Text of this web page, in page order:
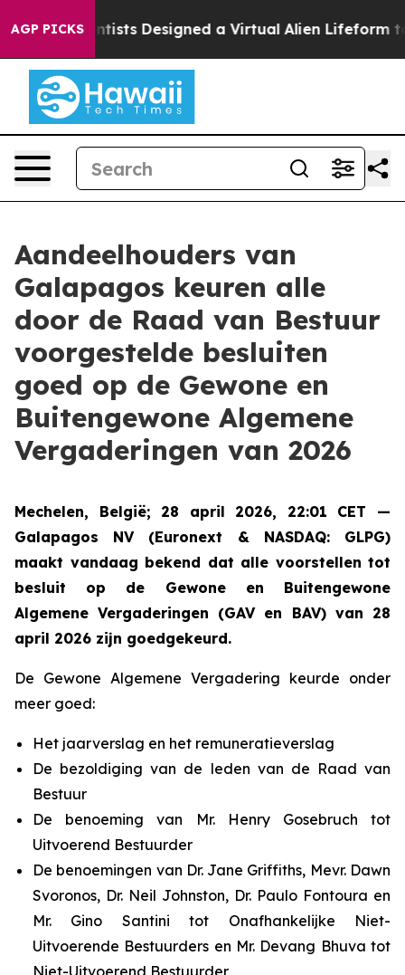
AGP PICKS
Scientists Designed a Virtual Alien Lifeform to
Aandeelhouders van
Galapagos keuren alle
door de Raad van Bestuur
voorgestelde besluiten
goed op de Gewone en
Buitengewone Algemene
Vergaderingen van 2026
Mechelen, België; 28 april 2026, 22:01 CET —
Galapagos NV (Euronext & NASDAQ: GLPG)
maakt vandaag bekend dat alle voorstellen tot
besluit op de Gewone en Buitengewone
Algemene Vergaderingen (GAV en BAV) van 28
april 2026 zijn goedgekeurd.
De Gewone Algemene Vergadering keurde onder
meer goed:
Het jaarverslag en het remuneratieverslag
De bezoldiging van de leden van de Raad van
Bestuur
De benoeming van Mr. Henry Gosebruch tot
Uitvoerend Bestuurder
De benoemingen van Dr. Jane Griffiths, Mevr. Dawn
Svoronos, Dr. Neil Johnston, Dr. Paulo Fontoura en
Mr. Gino Santini tot Onafhankelijke Niet-
Uitvoerende Bestuurders en Mr. Devang Bhuva tot
Niet-Uitvoerend Bestuurder